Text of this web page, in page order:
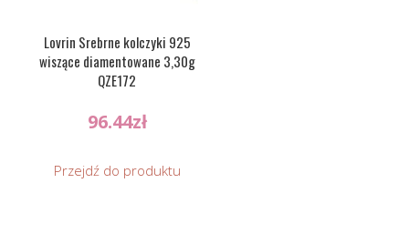
Lovrin Srebrne kolczyki 925
wiszące diamentowane 3,30g
QZE172
96.44zł
Przejdź do produktu